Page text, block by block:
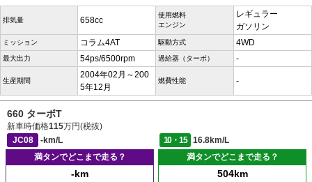
排気量 658cc
使用燃料
エンジン
レギュラー
ガソリン
ミッション コラム4AT 駆動方式 4WD
最大出力 54ps/6500rpm 過給器（ターボ） -
生産期間
2004年02月～200
5年12月
燃費性能 -
660 ターボT
新車時価格115万円(税抜)
JC08
-km/L 10・15
16.8km/L
満タンでどこまで走る？
-km
満タンでどこまで走る？
504km